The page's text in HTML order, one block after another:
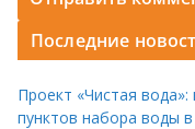
Последние
Проект «Чистая
пунктов набора воды